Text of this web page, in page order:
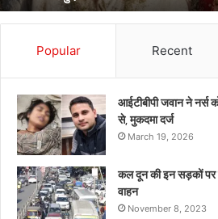
भेजे
गए
प्रतिनियुक्ति
Popular Recent
आईटीबीपी जवान ने नर्स
से, मुकदमा दर्ज
March 19, 2026
कल दून की इन सड़कों पर
वाहन
November 8, 2023